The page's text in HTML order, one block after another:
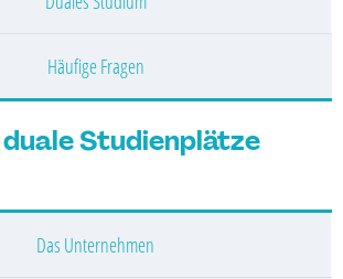
Häufige Fragen
Studienplätze
Das Unternehmen